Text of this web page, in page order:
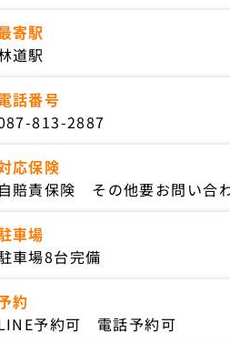
寄駅
道駅
話番号
813-2887
応保険
自賠責保険 その他要お問い合
車場
車場8台完備
約
予約可 電話予約可